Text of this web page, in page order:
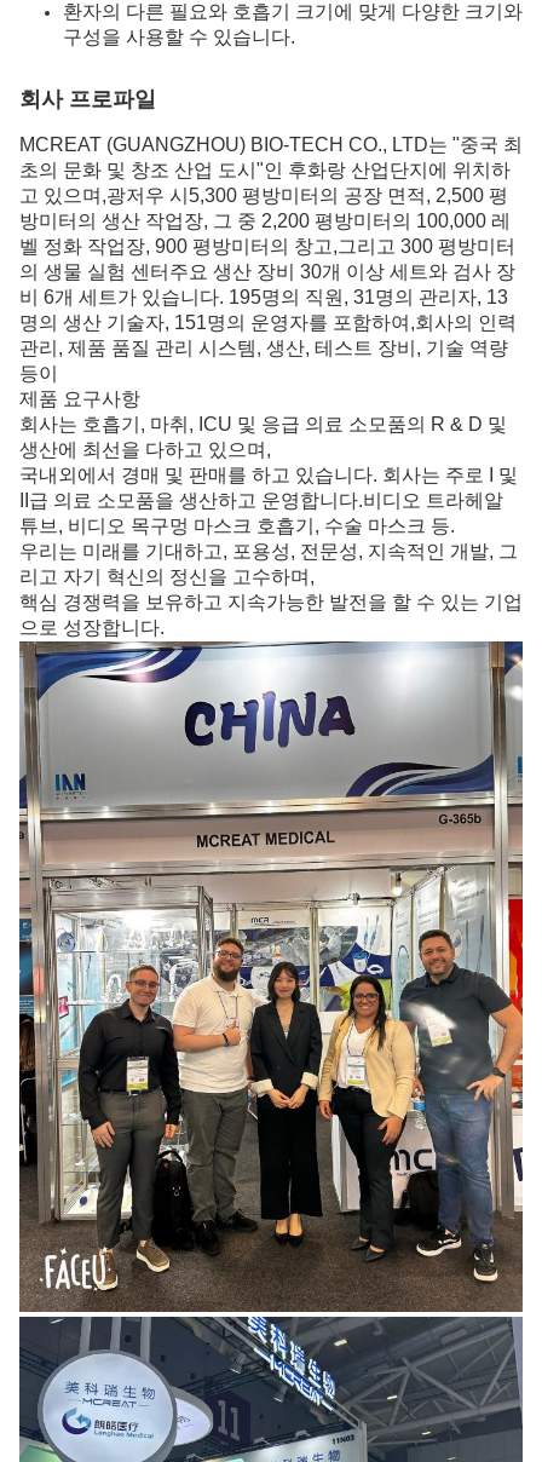
환자의 다른 필요와 호흡기 크기에 맞게 다양한 크기와
구성을 사용할 수 있습니다.
회사 프로파일
MCREAT (GUANGZHOU) BIO-TECH CO., LTD는 "중국 최
초의 문화 및 창조 산업 도시"인 후화랑 산업단지에 위치하
고 있으며,광저우 시5,300 평방미터의 공장 면적, 2,500 평
방미터의 생산 작업장, 그 중 2,200 평방미터의 100,000 레
벨 정화 작업장, 900 평방미터의 창고,그리고 300 평방미터
의 생물 실험 센터주요 생산 장비 30개 이상 세트와 검사 장
비 6개 세트가 있습니다. 195명의 직원, 31명의 관리자, 13
명의 생산 기술자, 151명의 운영자를 포함하여,회사의 인력
관리, 제품 품질 관리 시스템, 생산, 테스트 장비, 기술 역량
등이
제품 요구사항
회사는 호흡기, 마취, ICU 및 응급 의료 소모품의 R & D 및
생산에 최선을 다하고 있으며,
국내외에서 경매 및 판매를 하고 있습니다. 회사는 주로 I 및
II급 의료 소모품을 생산하고 운영합니다.비디오 트라헤알
튜브, 비디오 목구멍 마스크 호흡기, 수술 마스크 등.
우리는 미래를 기대하고, 포용성, 전문성, 지속적인 개발, 그
리고 자기 혁신의 정신을 고수하며,
핵심 경쟁력을 보유하고 지속가능한 발전을 할 수 있는 기업
으로 성장합니다.